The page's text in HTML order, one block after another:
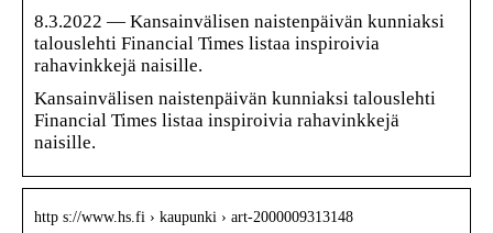
8.3.2022 — Kansainvälisen naistenpäivän kunniaksi
talouslehti Financial Times listaa inspiroivia
rahavinkkejä naisille.
Kansainvälisen naistenpäivän kunniaksi talouslehti
Financial Times listaa inspiroivia rahavinkkejä
naisille.
http s://www.hs.fi › kaupunki › art-2000009313148